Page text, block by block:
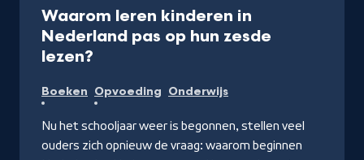
Waarom leren kinderen in
Nederland pas op hun zesde
lezen?
NPO
Radio
1
Boeken Opvoeding Onderwijs
Nu het schooljaar weer is begonnen, stellen veel
ouders zich opnieuw de vraag: waarom beginnen